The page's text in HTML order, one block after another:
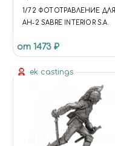
1/72 ФОТОТРАВЛЕНИЕ ДЛЯ
AH-2 SABRE INTERIOR S.A.
от 1473 ₽
ek castings